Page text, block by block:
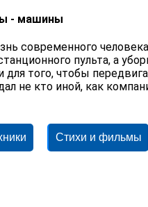
- машины
современного
пульта, а
того, чтобы
не кто иной, как
Стихи и фильмы